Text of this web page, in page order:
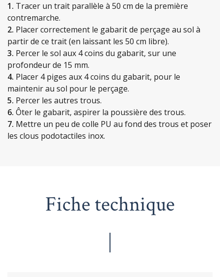
1. Tracer un trait parallèle à 50 cm de la première
contremarche.
2. Placer correctement le gabarit de perçage au sol à
partir de ce trait (en laissant les 50 cm libre).
3. Percer le sol aux 4 coins du gabarit, sur une
profondeur de 15 mm.
4. Placer 4 piges aux 4 coins du gabarit, pour le
maintenir au sol pour le perçage.
5. Percer les autres trous.
6. Ôter le gabarit, aspirer la poussière des trous.
7. Mettre un peu de colle PU au fond des trous et poser
les clous podotactiles inox.
Fiche technique